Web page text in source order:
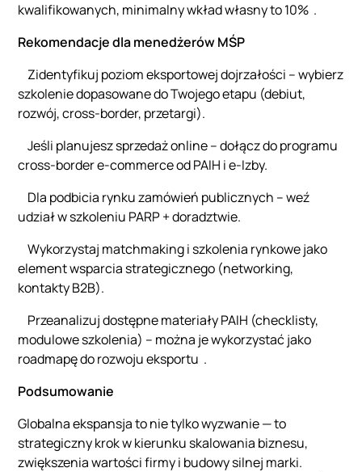
kwalifikowanych, minimalny wkład własny to 10% .
Rekomendacje dla menedżerów MŚP
Zidentyfikuj poziom eksportowej dojrzałości – wybierz
szkolenie dopasowane do Twojego etapu (debiut,
rozwój, cross-border, przetargi).
Jeśli planujesz sprzedaż online – dołącz do programu
cross‑border e‑commerce od PAIH i e‑Izby.
Dla podbicia rynku zamówień publicznych – weź
udział w szkoleniu PARP + doradztwie.
Wykorzystaj matchmaking i szkolenia rynkowe jako
element wsparcia strategicznego (networking,
kontakty B2B).
Przeanalizuj dostępne materiały PAIH (checklisty,
modulowe szkolenia) – można je wykorzystać jako
roadmapę do rozwoju eksportu .
Podsumowanie
Globalna ekspansja to nie tylko wyzwanie — to
strategiczny krok w kierunku skalowania biznesu,
zwiększenia wartości firmy i budowy silnej marki.